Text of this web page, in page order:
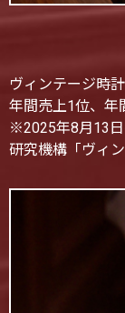
ヴィンテージ時
年間売上1位、年
※2025年8月13
研究機構「ヴィ